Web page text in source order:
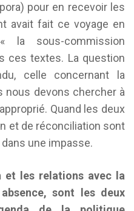
pour en recevoir les
avait fait ce voyage en
sous-commission
ces textes. La question
celle concernant la
nous devons chercher à
Quand les deux
et de réconciliation sont
une impasse.
et les relations avec la
sont les deux